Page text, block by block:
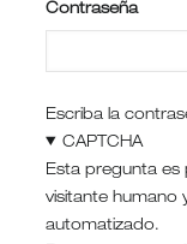
Contraseña
Escriba la
CAPTCHA
Esta pregunta es
visitante humano
automatizado.